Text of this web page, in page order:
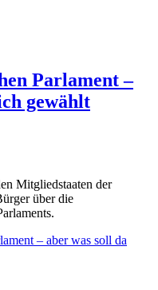
Parlament –
gewählt
Mitgliedstaaten der
über die
– aber was soll da